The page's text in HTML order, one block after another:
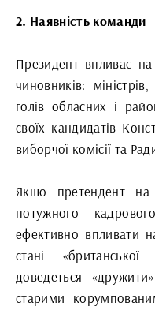
2. Наявність команди
Президент впливає
чиновників:
голів обласних і
своїх кандидатів
виборчої комісії та
Якщо претендент
потужного
ефективно впливати
стані
доведеться
старими